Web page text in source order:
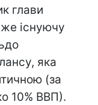
глави
існуючу
яка
(за
10% ВВП).